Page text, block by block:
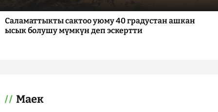
Саламаттыкты сактоо уюму 40 градустан ашкан
ысык болушу мүмкүн деп эскертти
Маек